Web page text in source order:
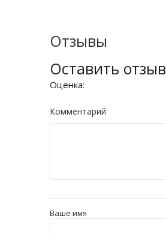
Отзывы
Оставить отзыв
Оценка:
Комментарий
Ваше имя